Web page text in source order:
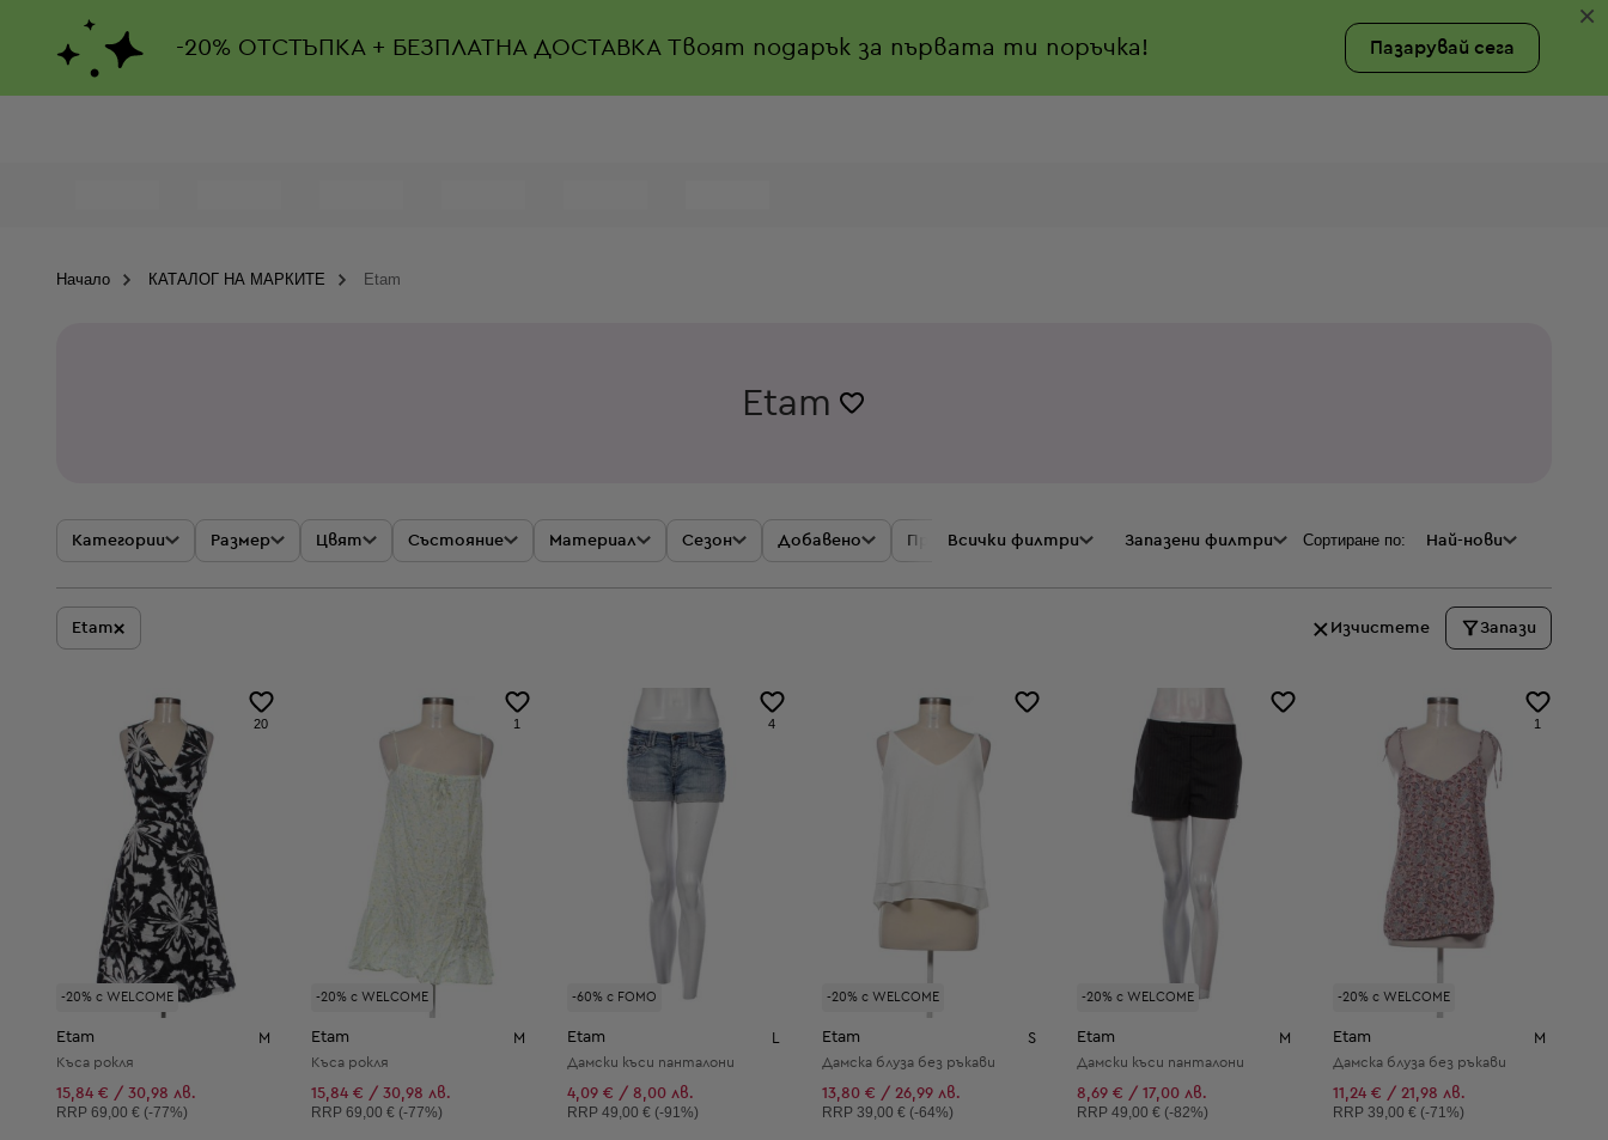
-20% ОТСТЪПКА + БЕЗПЛАТНА ДОСТАВКАТвоят подарък за първата ти поръчка! Пазарувай сега
×
Начало КАТАЛОГ НА МАРКИТЕ Etam
Etam
Категории Размер Цвят Състояние Материал Сезон Добавено Промоции Цена
Всички филтри Запазени филтри Сортиране по: Най-нови
Etam× Изчистете Запази
-20% с WELCOME
20
Etam M
Къса рокля
15,84 € / 30,98 лв.
Препоръчителна цена:
RRP 69,00 € (-77%)
-20% с WELCOME
1
Etam M
Къса рокля
15,84 € / 30,98 лв.
Препоръчителна цена:
RRP69,00 € (-77%)
-60% с FOMO
4
Etam
Дамски къси панталони
4,09 € / 8,00 лв.
Препоръчителна цена:
RRP 49,00 € (-91%)
-20% с WELCOME
Etam S
Дамска блуза без ръкави
13,80 € / 26,99 лв.
Препоръчителна цена:
RRP 39,00 € (-64%)
-20% с WELCOME
Etam M
Дамски къси панталони
8,69 € / 17,00 лв.
Препоръчителна цена:
RRP49,00 € (-82%)
-20% с WELCOME
1
Etam M
Дамска блуза без ръкави
11,24 € / 21,98 лв.
Препоръчителна цена:
RRP 39,00 € (-71%)